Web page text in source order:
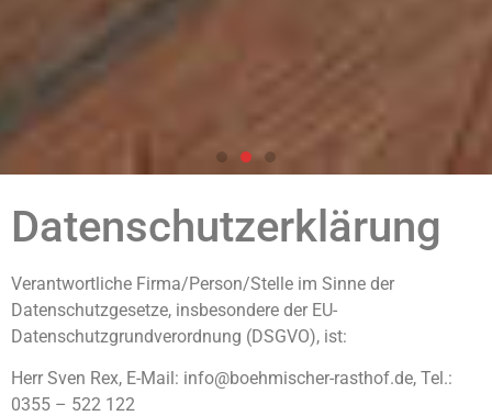
Idyllisch.
Gemütlich.
Ruhig.
Datenschutzerklärung
Verantwortliche Firma/Person/Stelle im Sinne der
Datenschutzgesetze, insbesondere der EU-
Datenschutzgrundverordnung (DSGVO), ist:
Herr Sven Rex, E-Mail: info@boehmischer-rasthof.de, Tel.:
0355 – 522 122